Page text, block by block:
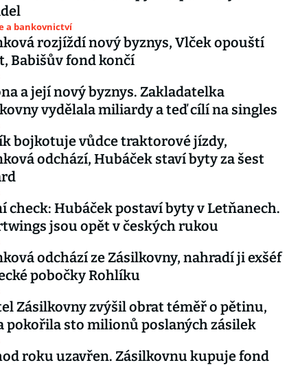
a bankovnictví
rozjíždí nový byznys, Vlček opouští
Babišův fond končí
a její nový byznys. Zakladatelka
vydělala miliardy a teď cílí na singles
bojkotuje vůdce traktorové jízdy,
odchází, Hubáček staví byty za šest
check: Hubáček postaví byty v Letňanech.
jsou opět v českých rukou
odchází ze Zásilkovny, nahradí ji exšéf
pobočky Rohlíku
Zásilkovny zvýšil obrat téměř o pětinu,
pokořila sto milionů poslaných zásilek
roku uzavřen. Zásilkovnu kupuje fond